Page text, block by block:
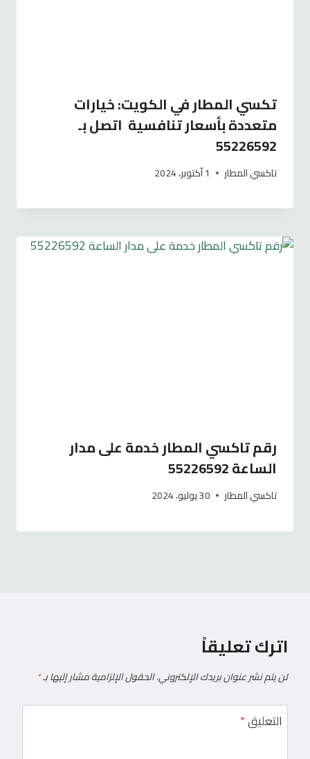
تكسي المطار في الكويت: خيارات
متعددة بأسعار تنافسية اتصل بـ
55226592
تاكسي المطار 1 أكتوبر، 2024
رقم تاكسي المطار خدمة على مدار
الساعة 55226592
تاكسي المطار 30 يوليو، 2024
اترك تعليقاً
لن يتم نشر عنوان بريدك الإلكتروني.الحقول الإلزامية مشار إليها بـ*
التعليق*